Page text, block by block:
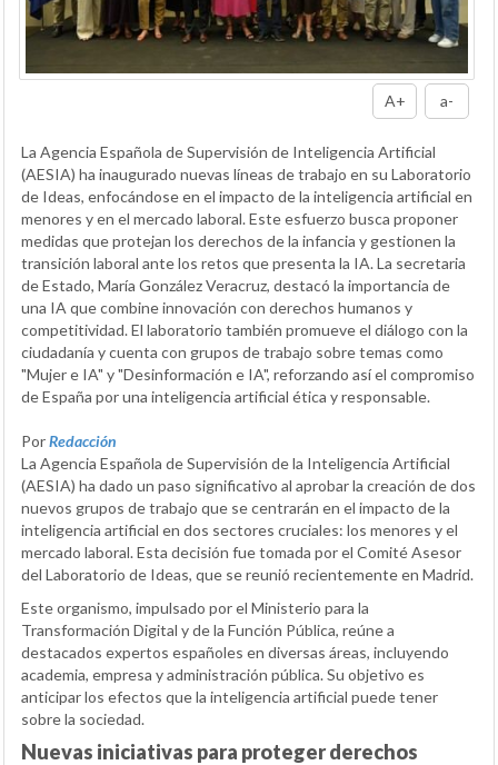
A+ a-
La Agencia Española de Supervisión de Inteligencia Artificial
(AESIA) ha inaugurado nuevas líneas de trabajo en su Laboratorio
de Ideas, enfocándose en el impacto de la inteligencia artificial en
menores y en el mercado laboral. Este esfuerzo busca proponer
medidas que protejan los derechos de la infancia y gestionen la
transición laboral ante los retos que presenta la IA. La secretaria
de Estado, María González Veracruz, destacó la importancia de
una IA que combine innovación con derechos humanos y
competitividad. El laboratorio también promueve el diálogo con la
ciudadanía y cuenta con grupos de trabajo sobre temas como
"Mujer e IA" y "Desinformación e IA", reforzando así el compromiso
de España por una inteligencia artificial ética y responsable.
PorRedacción
La Agencia Española de Supervisión de la Inteligencia Artificial
(AESIA) ha dado un paso significativo al aprobar la creación de dos
nuevos grupos de trabajo que se centrarán en el impacto de la
inteligencia artificial en dos sectores cruciales: los menores y el
mercado laboral. Esta decisión fue tomada por el Comité Asesor
del Laboratorio de Ideas, que se reunió recientemente en Madrid.
Este organismo, impulsado por el Ministerio para la
Transformación Digital y de la Función Pública, reúne a
destacados expertos españoles en diversas áreas, incluyendo
academia, empresa y administración pública. Su objetivo es
anticipar los efectos que la inteligencia artificial puede tener
sobre la sociedad.
Nuevas iniciativas para proteger derechos